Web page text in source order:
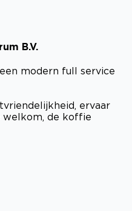
B.V.
modern full service
ervaar
welkom, de koffie